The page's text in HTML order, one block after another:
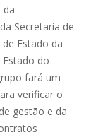
da
Secretaria de
Estado da
do
fará um
verificar o
gestão e da